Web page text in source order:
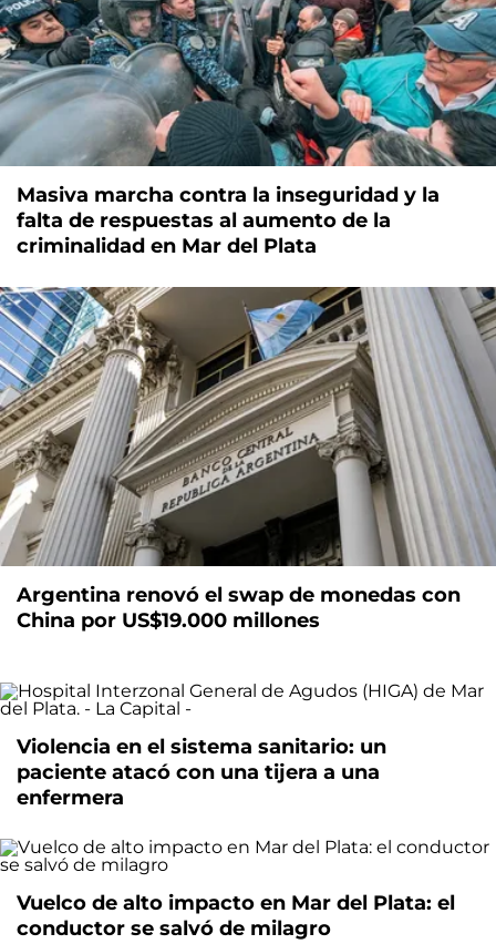
Masiva marcha contra la inseguridad y la
falta de respuestas al aumento de la
criminalidad en Mar del Plata
Argentina renovó el swap de monedas con
China por US$19.000 millones
Violencia en el sistema sanitario: un
paciente atacó con una tijera a una
enfermera
Vuelco de alto impacto en Mar del Plata: el
conductor se salvó de milagro